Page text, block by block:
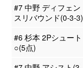
#7 中野 ディフェン
スリバウンド(0-3-3)
#6 杉本 2Pシュート
○(5点)